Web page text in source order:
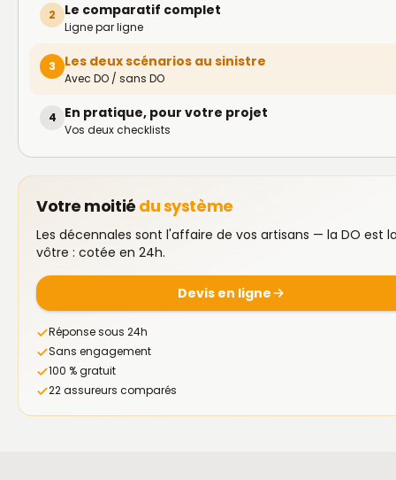
2 Le comparatif complet
Ligne par ligne
3 Les deux scénarios au sinistre
Avec DO / sans DO
4 En pratique, pour votre projet
Vos deux checklists
Votre moitié du système
Les décennales sont l'affaire de vos artisans — la DO est
vôtre : cotée en 24h.
Devis en ligne
Réponse sous 24h
Sans engagement
100 % gratuit
22 assureurs comparés